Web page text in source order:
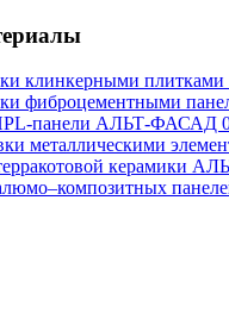
клинкерными
фиброцементными
панели АЛЬТ-ФАСАД
металлическими
керамики